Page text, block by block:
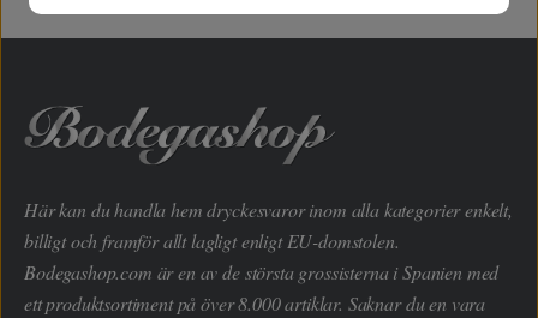
Här kan du handla hem dryckesvaror inom alla kategorier enkelt,
billigt och framför allt lagligt enligt EU-domstolen.
Bodegashop.com är en av de största grossisterna i Spanien med
ett produktsortiment på över 8.000 artiklar. Saknar du en vara